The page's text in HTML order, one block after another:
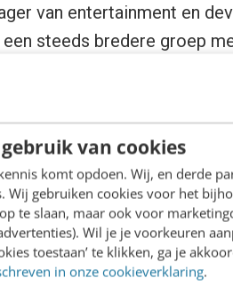
van cookies
komt opdoen. Wij, en derde
Wij gebruiken cookies voor het
te slaan, maar ook voor
Wil je je voorkeuren
toestaan’ te klikken, ga je
in onze cookieverklaring.
van entertainment en
steeds bredere groep
over verschillende
Nintendo Wii,PlayStation 3
zijn op gaming gebied,
dat vooral op de
TV in de huiskamer en
tegenwoordig erg